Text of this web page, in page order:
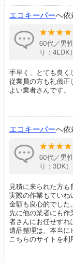
エコキーパーへ依
60代／男
り：4LDK
手早く、とても良く
従業員の方も礼儀正
よい業者さんです。
エコキーパーへ依
60代／男
り：3DK
見積に来られた方も
実際の作業もていね
金額も良心的でした。
先に他の業者にも作
者さんにお任せすれ
遺品整理は、本当に
こちらのサイトを利